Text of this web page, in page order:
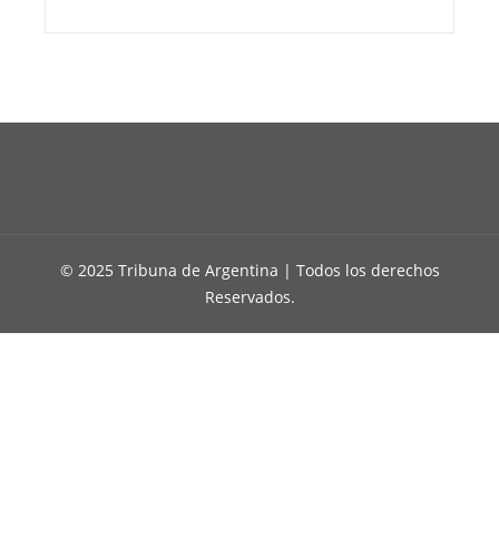
© 2025 Tribuna de Argentina | Todos los derechos
Reservados.